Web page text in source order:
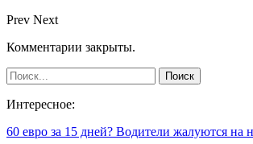
Prev Next
Комментарии закрыты.
Интересное:
60 евро за 15 дней? Водители жалуются